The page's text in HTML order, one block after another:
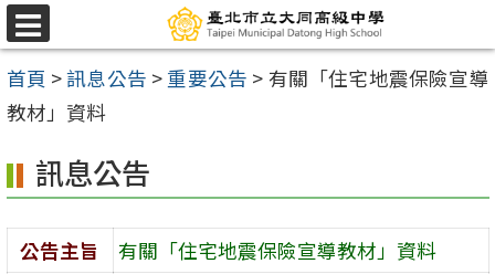
跳
至
主
要
容
區
選
單
首頁 >訊息公告 > 重要公告 > 有關「住宅地震保險宣導
教材」資料
訊息公告
公告主旨
有關「住宅地震保險宣導教材」資料